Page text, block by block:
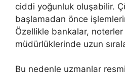
ciddi yoğunluk oluşabilir.
başlamadan önce
Özellikle bankalar,
müdürlüklerinde uzun
Bu nedenle uzmanlar